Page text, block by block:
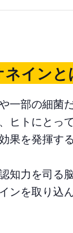
イン
一部の細菌
ヒトにとっ
果を発揮す
知力を司る
ンを取り込